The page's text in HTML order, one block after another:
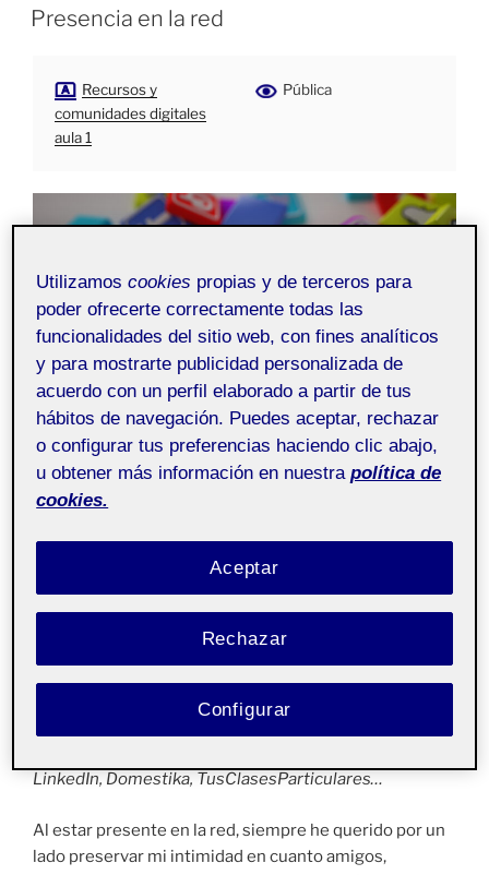
EL
Presencia en la red
Recursos y
comunidades digitales
aula 1
Pública
Fondo creado por natanaelginting – www.freepik.es</a>
¡Hola a tod@s!
Sinceramente, nunca antes había realizado
, he visto que mi presencia en la red
LinkedIn, Domestika, TusClasesParticulares…
Al estar presente en la red, siempre he querido por un
lado preservar mi intimidad en cuanto amigos,
Utilizamoscookies propias y de terceros para
poder ofrecerte correctamente todas las
funcionalidades del sitio web, con fines analíticos
y para mostrarte publicidad personalizada de
acuerdo con un perfil elaborado a partir de tus
hábitos de navegación. Puedes aceptar, rechazar
o configurar tus preferencias haciendo clic abajo,
u obtener más información en nuestra política de
cookies.
Rechazar
Aceptar
Configurar